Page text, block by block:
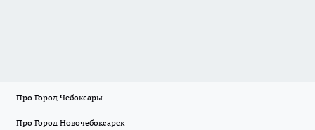
Про Город Чебоксары
Про Город Новочебоксарск